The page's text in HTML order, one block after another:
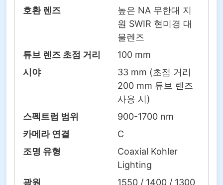
호환 렌즈
높은 NA 무한대 지
원 SWIR 현미경 대
물렌즈
튜브 렌즈 초점 거리
100 mm
시야
33 mm (초점 거리
200 mm 튜브 렌즈
사용 시)
스펙트럼 범위
900-1700 nm
카메라 연결
C
조명 유형
Coaxial Kohler
Lighting
광원
1550 / 1400 / 1300